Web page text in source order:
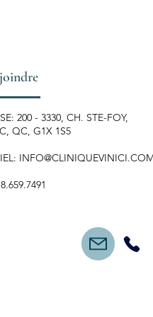
200 - 3330, CH. STE-FOY,
QC, G1X 1S5